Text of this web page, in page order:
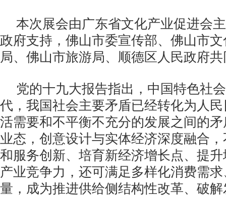
本次展会由广东省文化产业促进会
政府支持，佛山市委宣传部、佛山市
局、佛山市旅游局、顺德区人民政府
党的十九大报告指出，中国特色社
代，我国社会主要矛盾已经转化为人
活需要和不平衡不充分的发展之间的
业态，创意设计与实体经济深度融合
和服务创新、培育新经济增长点、提
产业竞争力，还可满足多样化消费需
量，成为推进供给侧结构性改革、破